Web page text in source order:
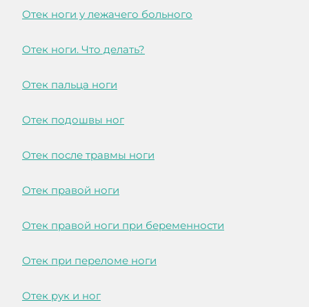
Отек ноги у лежачего больного
Отек ноги. Что делать?
Отек пальца ноги
Отек подошвы ног
Отек после травмы ноги
Отек правой ноги
Отек правой ноги при беременности
Отек при переломе ноги
Отек рук и ног